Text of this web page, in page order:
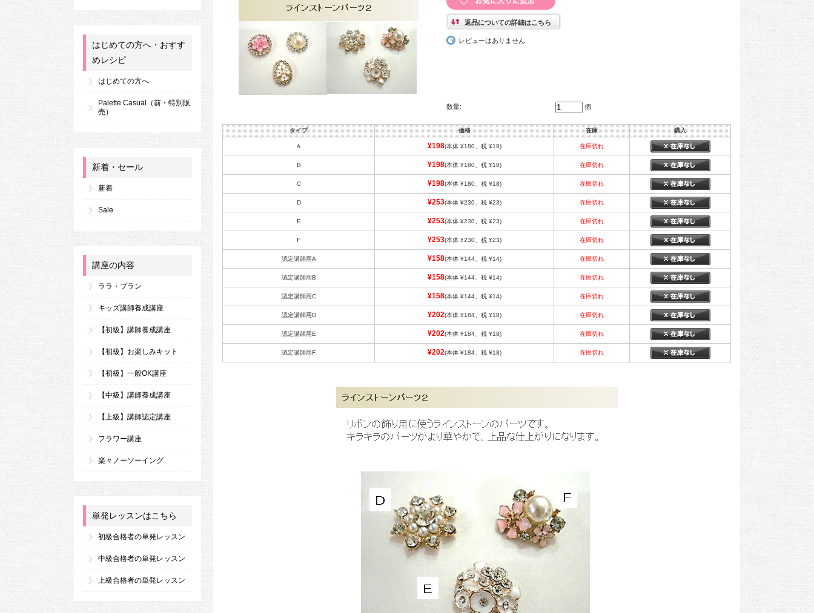
返品についての詳細はこちら
レビューはありません
数量: 個
タイプ 価格 在庫 購入
Ａ ¥198(本体 ¥180、税 ¥18) 在庫切れ
B ¥198(本体 ¥180、税 ¥18) 在庫切れ
C ¥198(本体 ¥180、税 ¥18) 在庫切れ
D ¥253(本体 ¥230、税 ¥23) 在庫切れ
E ¥253(本体 ¥230、税 ¥23) 在庫切れ
F ¥253(本体 ¥230、税 ¥23) 在庫切れ
認定講師用A ¥158(本体 ¥144、税 ¥14) 在庫切れ
認定講師用B ¥158(本体 ¥144、税 ¥14) 在庫切れ
認定講師用C ¥158(本体 ¥144、税 ¥14) 在庫切れ
認定講師用D ¥202(本体 ¥184、税 ¥18) 在庫切れ
認定講師用E ¥202(本体 ¥184、税 ¥18) 在庫切れ
認定講師用F ¥202(本体 ¥184、税 ¥18) 在庫切れ
はじめての方へ・おすす
めレシピ
はじめての方へ
Palette Casual（前・特別販
売）
新着・セール
新着
Sale
講座の内容
ララ・プラン
キッズ講師養成講座
【初級】講師養成講座
【初級】お楽しみキット
【初級】一般OK講座
【中級】講師養成講座
【上級】講師認定講座
フラワー講座
楽々ノーソーイング
単発レッスンはこちら
初級合格者の単発レッスン
中級合格者の単発レッスン
上級合格者の単発レッスン